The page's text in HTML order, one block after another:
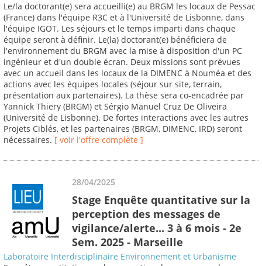
Le/la doctorant(e) sera accueilli(e) au BRGM les locaux de Pessac
(France) dans l'équipe R3C et à l'Université de Lisbonne, dans
l'équipe IGOT. Les séjours et le temps imparti dans chaque
équipe seront à définir. Le(la) doctorant(e) bénéficiera de
l'environnement du BRGM avec la mise à disposition d'un PC
ingénieur et d'un double écran. Deux missions sont prévues
avec un accueil dans les locaux de la DIMENC à Nouméa et des
actions avec les équipes locales (séjour sur site, terrain,
présentation aux partenaires). La thèse sera co-encadrée par
Yannick Thiery (BRGM) et Sérgio Manuel Cruz De Oliveira
(Université de Lisbonne). De fortes interactions avec les autres
Projets Ciblés, et les partenaires (BRGM, DIMENC, IRD) seront
nécessaires. [ voir l'offre complète ]
28/04/2025
Stage Enquête quantitative sur la
perception des messages de
vigilance/alerte... 3 à 6 mois - 2e
Sem. 2025 - Marseille
Laboratoire Interdisciplinaire Environnement et Urbanisme